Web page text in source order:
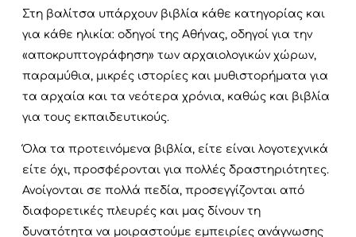
Στη βαλίτσα υπάρχουν βιβλία κάθε κατηγορίας και
για κάθε ηλικία: oδηγοί της Αθήνας, οδηγοί για την
«αποκρυπτογράφηση» των αρχαιολογικών χώρων,
παραμύθια, μικρές ιστορίες και μυθιστορήματα για
τα αρχαία και τα νεότερα χρόνια, καθώς και βιβλία
για τους εκπαιδευτικούς.
Όλα τα προτεινόμενα βιβλία, είτε είναι λογοτεχνικά
είτε όχι, προσφέρονται για πολλές δραστηριότητες.
Ανοίγονται σε πολλά πεδία, προσεγγίζονται από
διαφορετικές πλευρές και μας δίνουν τη
δυνατότητα να μοιραστούμε εμπειρίες ανάγνωσης